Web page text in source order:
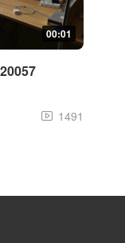
00:01
 1491